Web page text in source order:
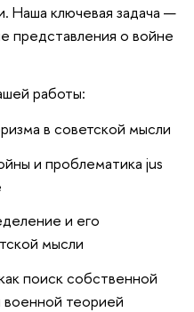
Наша ключевая задача —
представления о войне
работы:
в советской мысли
и проблематика jus
и его
мысли
поиск собственной
теорией